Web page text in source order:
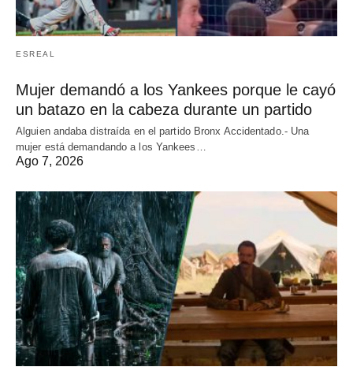
ESREAL
Mujer demandó a los Yankees porque le cayó
un batazo en la cabeza durante un partido
Alguien andaba distraída en el partido Bronx Accidentado.- Una
mujer está demandando a los Yankees…
Ago 7, 2026